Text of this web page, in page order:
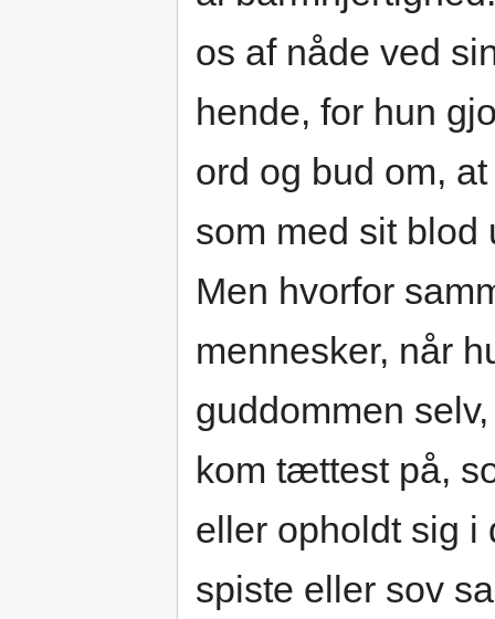
os af nåde ved
hende, for hun
ord og bud om,
som med sit blod
Men hvorfor
mennesker, når
guddommen
kom tættest på,
eller opholdt sig i
spiste eller sov